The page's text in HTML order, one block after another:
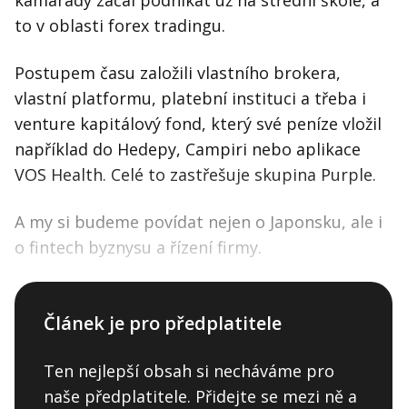
to v oblasti forex tradingu.
Postupem času založili vlastního brokera,
vlastní platformu, platební instituci a třeba i
venture kapitálový fond, který své peníze vložil
například do Hedepy, Campiri nebo aplikace
VOS Health. Celé to zastřešuje skupina Purple.
A my si budeme povídat nejen o Japonsku, ale i
o fintech byznysu a řízení firmy.
Článek je pro předplatitele
Ten nejlepší obsah si necháváme pro
naše předplatitele. Přidejte se mezi ně a